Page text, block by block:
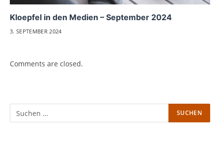
Kloepfel in den Medien – September 2024
3. SEPTEMBER 2024
Comments are closed.